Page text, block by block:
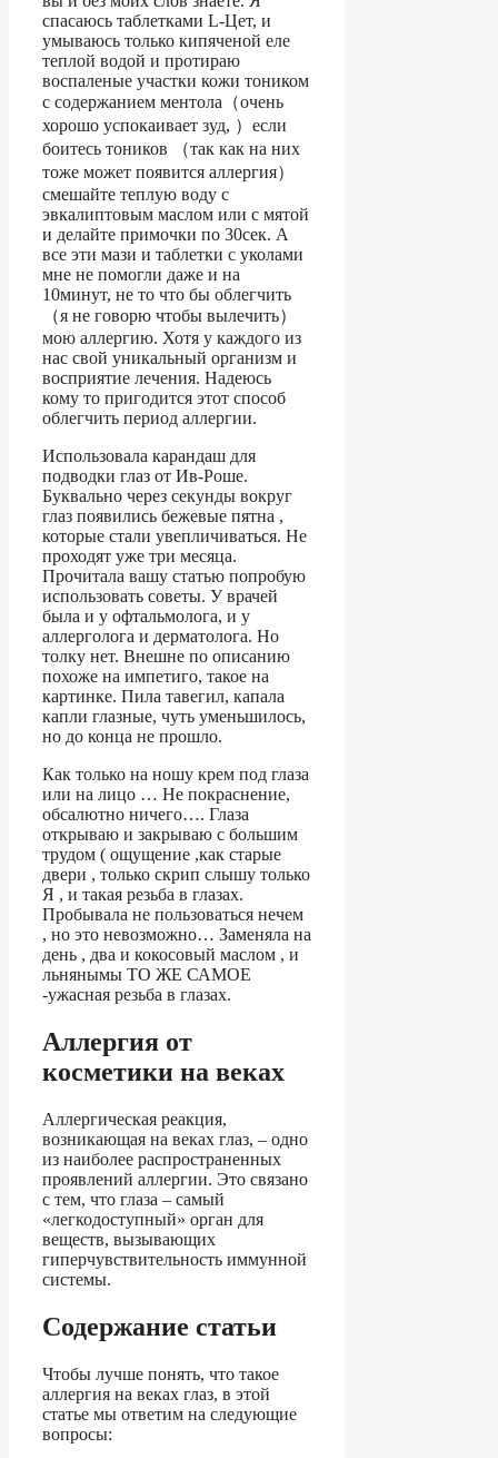
спасаюсь таблетками L-Цет, и
умываюсь только кипяченой еле
теплой водой и протираю
воспаленые участки кожи тоником
с содержанием ментола（очень
хорошо успокаивает зуд, ）если
боитесь тоников （так как на них
тоже может появится аллергия）
смешайте теплую воду с
эвкалиптовым маслом или с мятой
и делайте примочки по 30сек. А
все эти мази и таблетки с уколами
мне не помогли даже и на
10минут, не то что бы облегчить
（я не говорю чтобы вылечить）
мою аллергию. Хотя у каждого из
нас свой уникальный организм и
восприятие лечения. Надеюсь
кому то пригодится этот способ
облегчить период аллергии.
Использовала карандаш для
подводки глаз от Ив-Роше.
Буквально через секунды вокруг
глаз появились бежевые пятна ,
которые стали увепличиваться. Не
проходят уже три месяца.
Прочитала вашу статью попробую
использовать советы. У врачей
была и у офтальмолога, и у
аллерголога и дерматолога. Но
толку нет. Внешне по описанию
похоже на импетиго, такое на
картинке. Пила тавегил, капала
капли глазные, чуть уменьшилось,
но до конца не прошло.
Как только на ношу крем под глаза
или на лицо … Не покраснение,
обсалютно ничего…. Глаза
открываю и закрываю с большим
трудом ( ощущение ,как старые
двери , только скрип слышу только
Я , и такая резьба в глазах.
Пробывала не пользоваться нечем
, но это невозможно… Заменяла на
день , два и кокосовый маслом , и
льнянымы ТО ЖЕ САМОЕ
-ужасная резьба в глазах.
Аллергия от
косметики на веках
Аллергическая реакция,
возникающая на веках глаз, – одно
из наиболее распространенных
проявлений аллергии. Это связано
с тем, что глаза – самый
«легкодоступный» орган для
веществ, вызывающих
гиперчувствительность иммунной
системы.
Содержание статьи
Чтобы лучше понять, что такое
аллергия на веках глаз, в этой
статье мы ответим на следующие
вопросы: